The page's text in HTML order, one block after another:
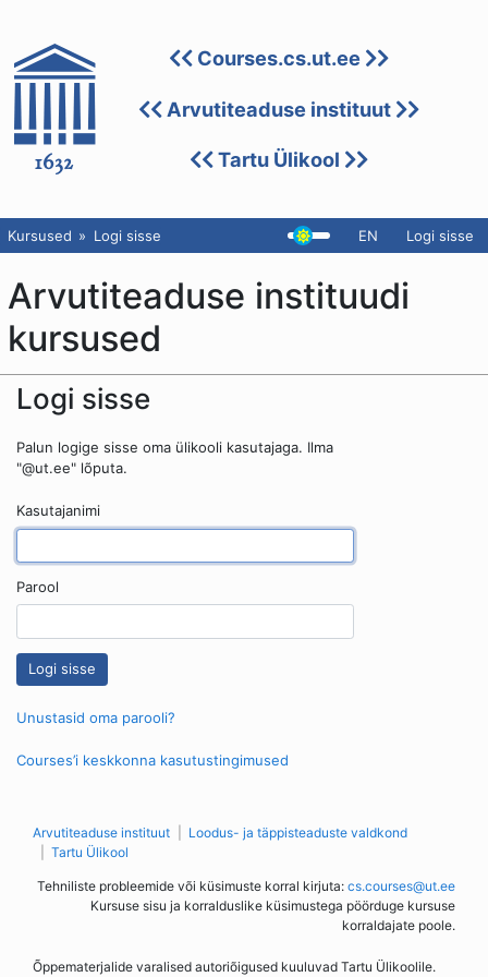
Courses.cs.ut.ee
Arvutiteaduse instituut
Tartu Ülikool
Kursused Logi sisse EN Logi sisse
Arvutiteaduse instituudi
kursused
Logi sisse
Palun logige sisse oma ülikooli kasutajaga. Ilma
"@ut.ee" lõputa.
Kasutajanimi
Parool
Unustasid oma parooli?
Courses’i keskkonna kasutustingimused
Arvutiteaduse instituut
Loodus- ja täppisteaduste valdkond
Tartu Ülikool
Tehniliste probleemide või küsimuste korral kirjuta: cs.courses@ut.ee
Kursuse sisu ja korralduslike küsimustega pöörduge kursuse
korraldajate poole.
Õppematerjalide varalised autoriõigused kuuluvad Tartu Ülikoolile.